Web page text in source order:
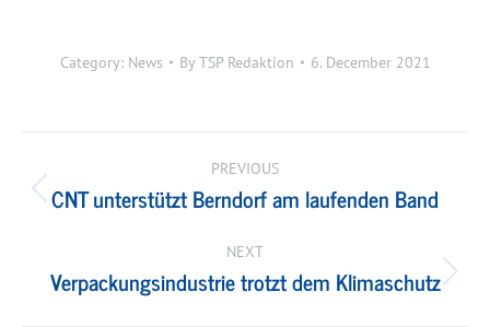
Category: News By TSP Redaktion 6. December 2021
navigation PREVIOUS
Previous
CNT unterstützt Berndorf am laufenden Band
NEXT
Next
Verpackungsindustrie trotzt dem Klimaschutz